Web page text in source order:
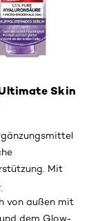
Skin
Mit
von außen mit
dem Glow-